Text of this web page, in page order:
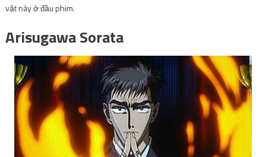
vật này ở đầu phim.
Arisugawa Sorata